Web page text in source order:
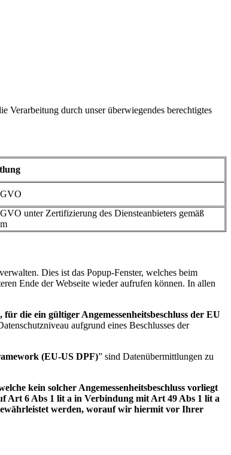
Verarbeitung durch unser überwiegendes berechtigtes
unter Zertifizierung des Diensteanbieters gemäß
Dies ist das Popup-Fenster, welches beim
Ende der Webseite wieder aufrufen können. In allen
die ein gültiger Angemessenheitsbeschluss der EU
aufgrund eines Beschlusses der
(EU-US DPF)” sind Datenübermittlungen zu
kein solcher Angemessenheitsbeschluss vorliegt
Art 6 Abs 1 lit a in Verbindung mit Art 49 Abs 1 lit a
werden, worauf wir hiermit vor Ihrer